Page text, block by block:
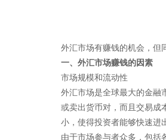
外汇市场有赚钱的机会，但
一、外汇市场赚钱的因素
市场规模和流动性
外汇市场是全球最大的金融
或卖出货币对，而且交易
小，使得投资者能够快速进
由于市场参与者众多，包括